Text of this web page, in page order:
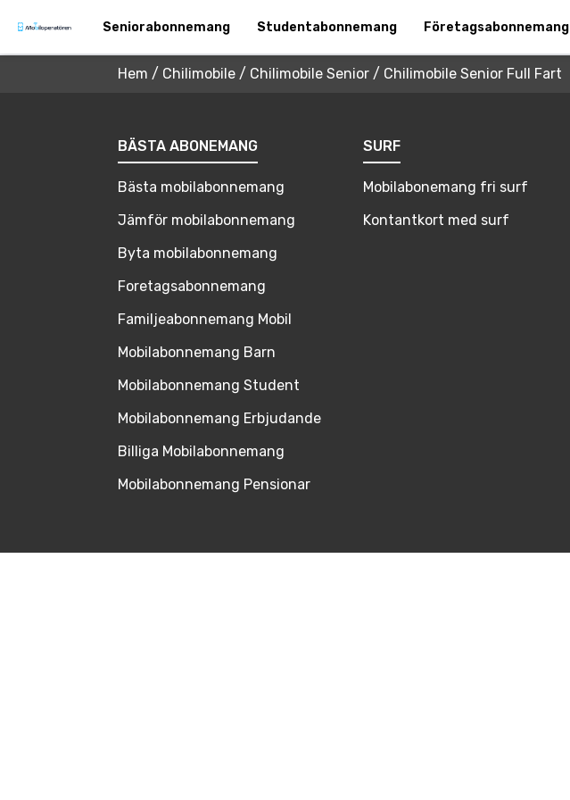
Seniorabonnemang Studentabonnemang Företagsabonnemang
Hem / Chilimobile / Chilimobile Senior / Chilimobile Senior Full Fart
BÄSTA ABONEMANG
Bästa mobilabonnemang
Jämför mobilabonnemang
Byta mobilabonnemang
Foretagsabonnemang
Familjeabonnemang Mobil
Mobilabonnemang Barn
Mobilabonnemang Student
Mobilabonnemang Erbjudande
Billiga Mobilabonnemang
Mobilabonnemang Pensionar
SURF
Mobilabonemang fri surf
Kontantkort med surf